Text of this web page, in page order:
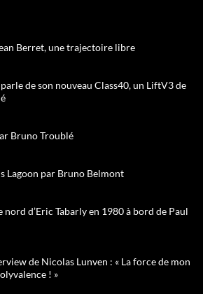
Berret, une trajectoire libre
de son nouveau Class40, un LiftV3 de
Bruno Troublé
Lagoon par Bruno Belmont
nord d’Eric Tabarly en 1980 à bord de Paul
de Nicolas Lunven : « La force de mon
! »